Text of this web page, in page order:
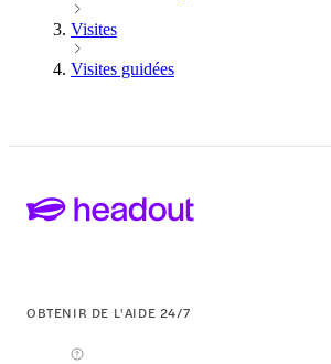
Visites
Visites guidées
OBTENIR DE L'AIDE 24/7